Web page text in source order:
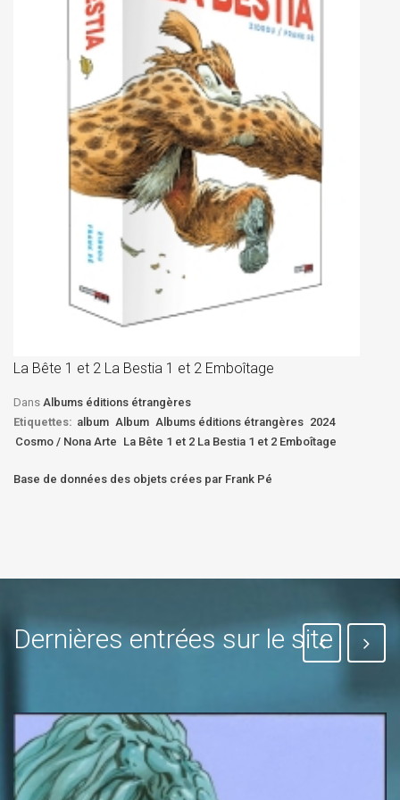
La Bête 1 et 2 La Bestia 1 et 2 Emboîtage
Dans Albums éditions étrangères
Etiquettes: album Album Albums éditions étrangères 2024
Cosmo / Nona Arte La Bête 1 et 2 La Bestia 1 et 2 Emboîtage
Base de données des objets crées par Frank Pé
Dernières entrées sur le site